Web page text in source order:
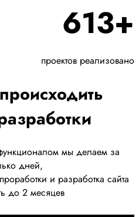
613+
проектов реализовано
мы делаем за
дней,
и разработка сайта
до 2 месяцев